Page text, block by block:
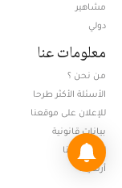
مشاهير
دولي
معلومات عنا
من نحن ؟
الأسئلة الأكثر طرحا
للإعلان على موقعنا
بيانات قانونية
للإتصال بنا
أرشيف